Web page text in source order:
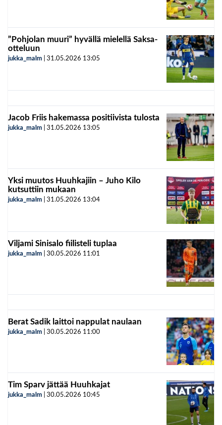
”Pohjolan muuri” hyvällä mielellä Saksa-
otteluun
jukka_malm 31.05.2026 13:05
Jacob Friis hakemassa positiivista tulosta
jukka_malm 31.05.2026 13:05
Yksi muutos Huuhkajiin – Juho Kilo
kutsuttiin mukaan
jukka_malm 31.05.2026 13:04
Viljami Sinisalo fiilisteli tuplaa
jukka_malm 30.05.2026 11:01
Berat Sadik laittoi nappulat naulaan
jukka_malm 30.05.2026 11:00
Tim Sparv jättää Huuhkajat
jukka_malm 30.05.2026 10:45